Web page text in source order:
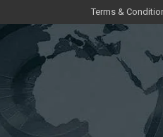
Terms &